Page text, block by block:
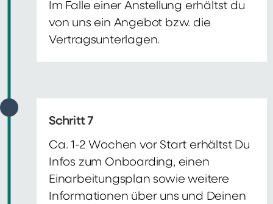
Im Falle einer Anstellung erhältst du
von uns ein Angebot bzw. die
Vertragsunterlagen.
Schritt 7
Ca. 1-2 Wochen vor Start erhältst Du
Infos zum Onboarding, einen
Einarbeitungsplan sowie weitere
Informationen über uns und Deinen